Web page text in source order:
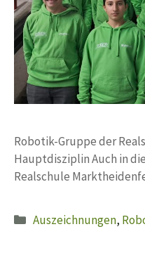
Robotik-Gruppe der
Hauptdisziplin Auch in
Realschule
Kategorien
Auszeichnungen,